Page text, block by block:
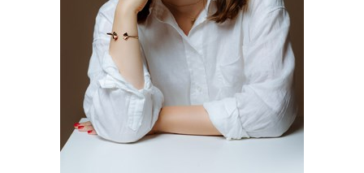
Technické vedy
Učebnice
Umenie a kultúra
Výchova a pedagogika
Young adult
Young adult (SK)
Zdravie a životný štýl
Všetky tituly